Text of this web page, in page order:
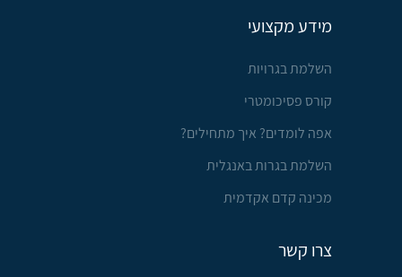
מידע מקצועי
השלמת בגרויות
קורס פסיכומטרי
אפה לומדים? איך מתחילים?
השלמת בגרות באנגלית
מכינה קדם אקדמית
צרו קשר